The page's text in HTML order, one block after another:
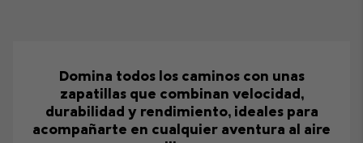
Domina todos los caminos con unas
zapatillas que combinan velocidad,
durabilidad y rendimiento, ideales para
acompañarte en cualquier aventura al aire